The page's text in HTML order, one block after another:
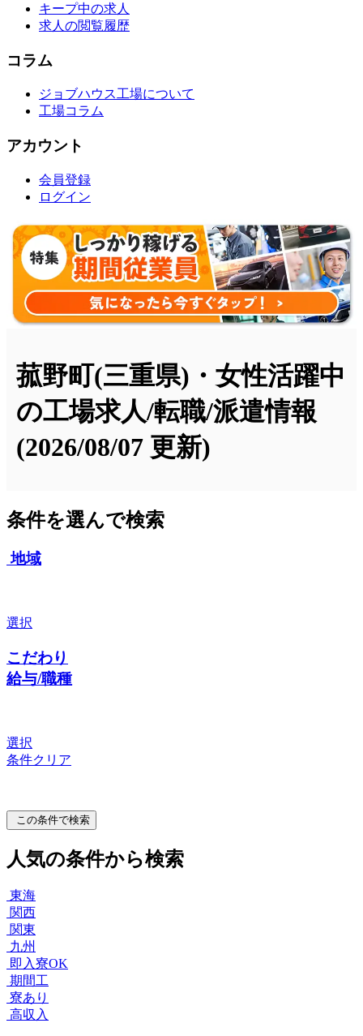
キープ中の求人
求人の閲覧履歴
コラム
ジョブハウス工場について
工場コラム
アカウント
会員登録
ログイン
菰野町(三重県)・女性活躍中
の工場求人/転職/派遣情報
(2026/08/07 更新)
条件を選んで検索
地域
選択
こだわり
給与/職種
選択
条件クリア
この条件で検索
人気の条件から検索
東海
関西
関東
九州
即入寮OK
期間工
寮あり
高収入